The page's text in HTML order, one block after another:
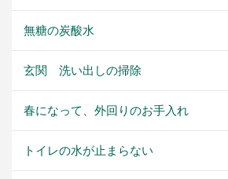
無糖の炭酸水
玄関 洗い出しの掃除
春になって、外回りのお手入れ
トイレの水が止まらない